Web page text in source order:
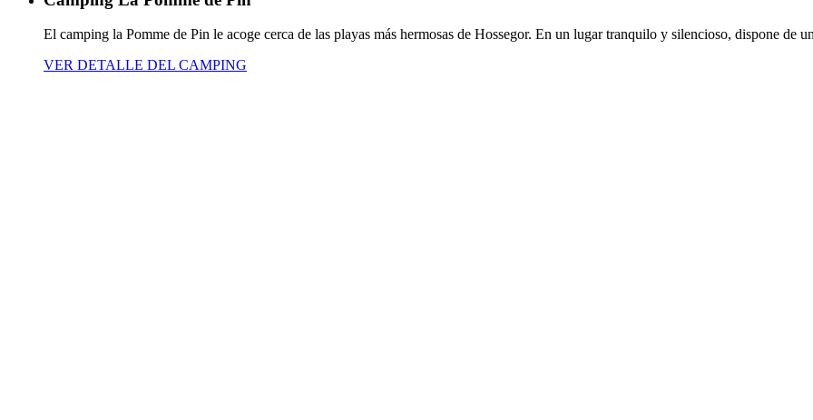
El camping la Pomme de Pin le acoge cerca de las playas más hermosas de Hossegor. En un lugar tranquilo y silencioso, dispone de
VER DETALLE DEL CAMPING